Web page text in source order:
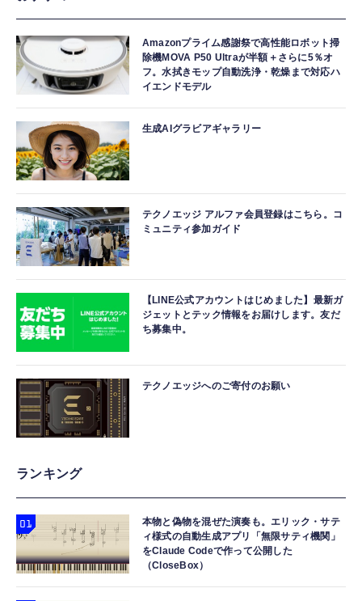
Amazonプライム感謝祭で高性能ロボット掃
除機MOVA P50 Ultraが半額＋さらに5％オ
フ。水拭きモップ自動洗浄・乾燥まで対応ハ
イエンドモデル
生成AIグラビアギャラリー
テクノエッジ アルファ会員登録はこちら。コ
ミュニティ参加ガイド
【LINE公式アカウントはじめました】最新ガ
ジェットとテック情報をお届けします。友だ
ち募集中。
テクノエッジへのご寄付のお願い
ランキング
本物と偽物を混ぜた演奏も。エリック・サテ
ィ様式の自動生成アプリ「無限サティ機関」
をClaude Codeで作って公開した
（CloseBox）